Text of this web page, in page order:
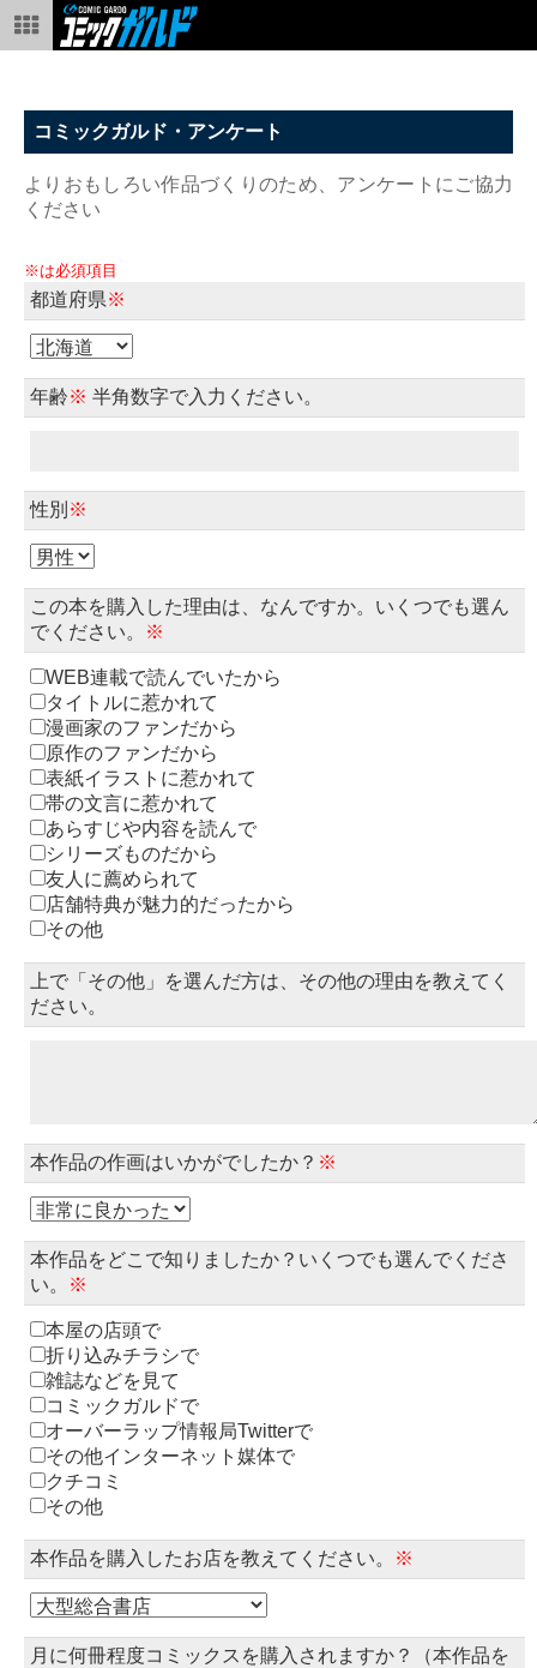
コミックガルド・アンケート
よりおもしろい作品づくりのため、アンケートにご協力
ください
※は必須項目
都道府県※
年齢※ 半角数字で入力ください。
性別 ※
この本を購入した理由は、なんですか。いくつでも選ん
でください。
※
WEB連載で読んでいたから
タイトルに惹かれて
漫画家のファンだから
原作のファンだから
表紙イラストに惹かれて
帯の文言に惹かれて
あらすじや内容を読んで
シリーズものだから
友人に薦められて
店舗特典が魅力的だったから
その他
上で「その他」を選んだ方は、その他の理由を教えてく
ださい。
本作品の作画はいかがでしたか？ ※
本作品をどこで知りましたか？いくつでも選んでくださ
い。
※
本屋の店頭で
折り込みチラシで
雑誌などを見て
コミックガルドで
オーバーラップ情報局Twitterで
その他インターネット媒体で
クチコミ
その他
本作品を購入したお店を教えてください。 ※
月に何冊程度コミックスを購入されますか？（本作品を